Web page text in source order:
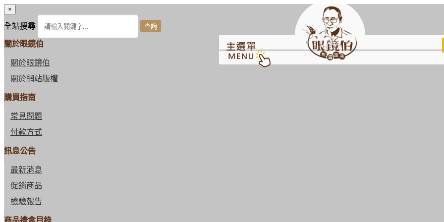
×
全站搜尋
關於眼鏡伯
關於眼鏡伯
關於網站版權
購買指南
常見問題
付款方式
訊息公告
最新消息
促銷商品
檢驗報告
商品禮盒目錄